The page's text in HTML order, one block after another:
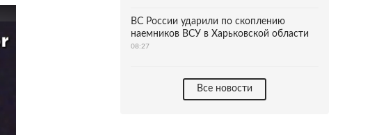
ВС России ударили по скоплению
наемников ВСУ в Харьковской области
08:27
Все новости